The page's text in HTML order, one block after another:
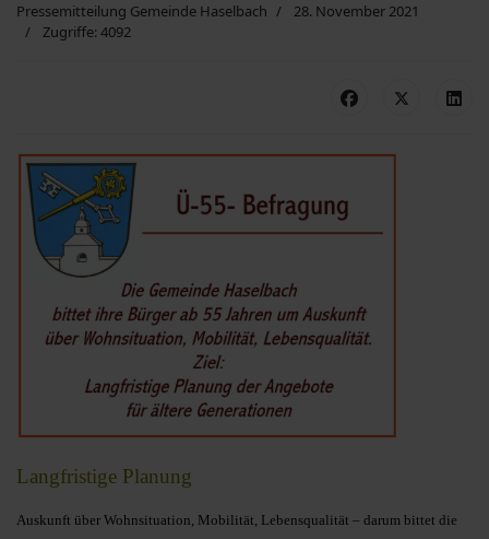
Pressemitteilung Gemeinde Haselbach
28. November 2021
Zugriffe: 4092
Langfristige Planung
Auskunft über Wohnsituation, Mobilität, Lebensqualität – darum bittet die